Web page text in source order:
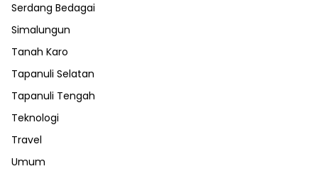
Serdang Bedagai
Simalungun
Tanah Karo
Tapanuli Selatan
Tapanuli Tengah
Teknologi
Travel
Umum